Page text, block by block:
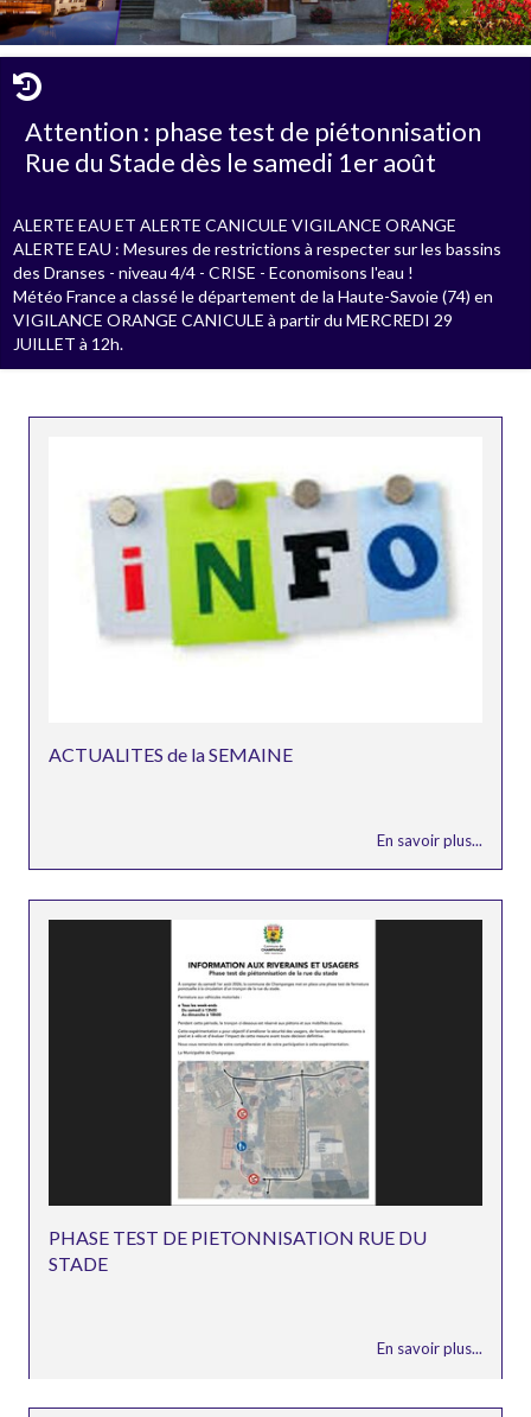
Attention : phase test de piétonnisation
Rue du Stade dès le samedi 1er août
ALERTE EAU ET ALERTE CANICULE VIGILANCE ORANGE
ALERTE EAU : Mesures de restrictions à respecter sur les bassins
des Dranses - niveau 4/4 - CRISE - Economisons l'eau !
Météo France a classé le département de la Haute-Savoie (74) en
VIGILANCE ORANGE CANICULE à partir du MERCREDI 29
JUILLET à 12h.
ACTUALITES de la SEMAINE
En savoir plus...
PHASE TEST DE PIETONNISATION RUE DU
STADE
En savoir plus...